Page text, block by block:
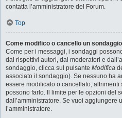
contatta l’amministratore del Forum.
Top
Come modifico o cancello un
Come per i messaggi, i sondaggi
dai rispettivi autori, dai moderatori e
sondaggio, clicca sul pulsante Modifica
associato il sondaggio). Se nessuno ha
essere modificato o cancellato, altrimenti
possono farlo. Il limite per le opzioni del
dall’amministratore. Se vuoi aggiungere
l’amministratore.